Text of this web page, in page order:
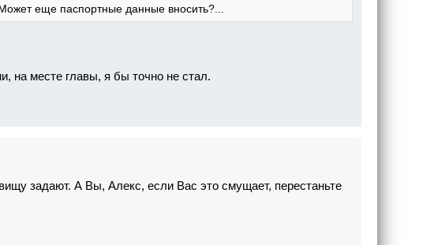
еще паспортные данные вносить?...
на месте главы, я бы точно не стал.
задают. А Вы, Алекс, если Вас это смущает, перестаньте